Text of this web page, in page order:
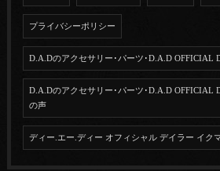
プライバシーポリシー
D.A.Dのアクセサリー･パーツ･D.A.D OFFICIAL
D.A.Dのアクセサリー･パーツ･D.A.D OFFICIAL
の声
ディー.エー.ディー オフィシャル デイラー イク